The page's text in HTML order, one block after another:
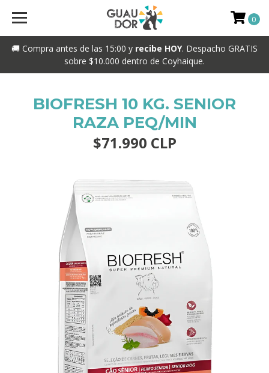
🚚 Compra antes de las 15:00 y recibe HOY. Despacho GRATIS
sobre $10.000 dentro de Coyhaique.
0
BIOFRESH 10 KG. SENIOR
RAZA PEQ/MIN
$71.990 CLP